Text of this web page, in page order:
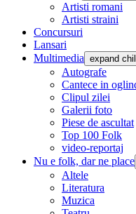
Artisti romani
Artisti straini
Concursuri
Lansari
Multimedia expand
Autografe
Cantece in
Clipul zilei
Galerii foto
Piese de ascultat
Top 100 Folk
video-reportaj
Nu e folk, dar ne place
Altele
Literatura
Muzica